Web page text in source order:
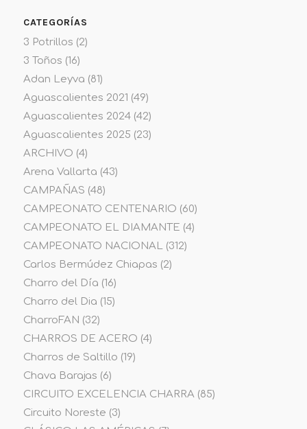
CATEGORÍAS
3 Potrillos (2)
3 Toños (16)
Adan Leyva (81)
Aguascalientes 2021 (49)
Aguascalientes 2024(42)
Aguascalientes 2025 (23)
ARCHIVO (4)
Arena Vallarta (43)
CAMPAÑAS (48)
CAMPEONATO CENTENARIO (60)
CAMPEONATO EL DIAMANTE (4)
CAMPEONATO NACIONAL(312)
Carlos Bermúdez Chiapas (2)
Charro del Día (16)
Charro del Dia (15)
CharroFAN (32)
CHARROS DE ACERO (4)
Charros de Saltillo (19)
Chava Barajas (6)
CIRCUITO EXCELENCIA CHARRA(85)
Circuito Noreste (3)